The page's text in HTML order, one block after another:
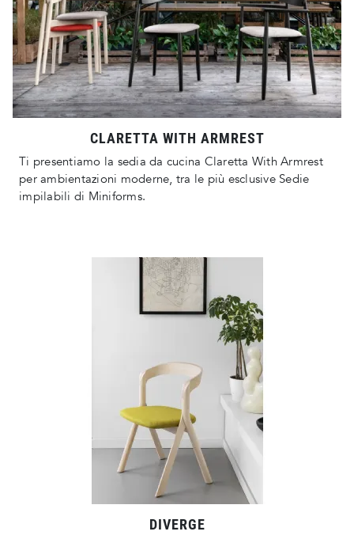
CLARETTA WITH ARMREST
Ti presentiamo la sedia da cucina Claretta With Armrest
per ambientazioni moderne, tra le più esclusive Sedie
impilabili di Miniforms.
DIVERGE